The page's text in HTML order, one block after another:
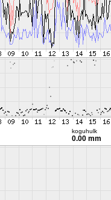
koguhulk
0.00 mm